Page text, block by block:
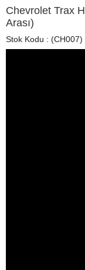
Chevrolet Trax
Arası)
Stok Kodu (CH007)